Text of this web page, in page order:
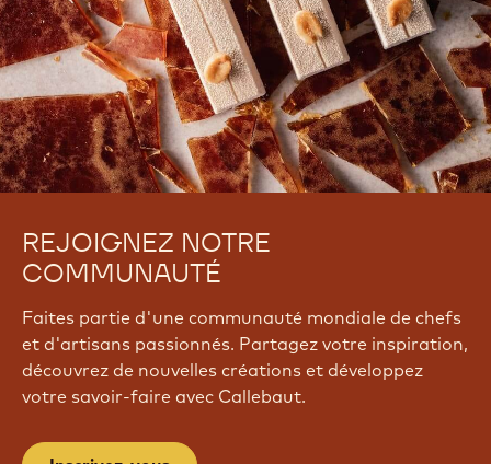
REJOIGNEZ NOTRE
COMMUNAUTÉ
Faites partie d'une communauté mondiale de chefs
et d'artisans passionnés. Partagez votre inspiration,
découvrez de nouvelles créations et développez
votre savoir-faire avec Callebaut.